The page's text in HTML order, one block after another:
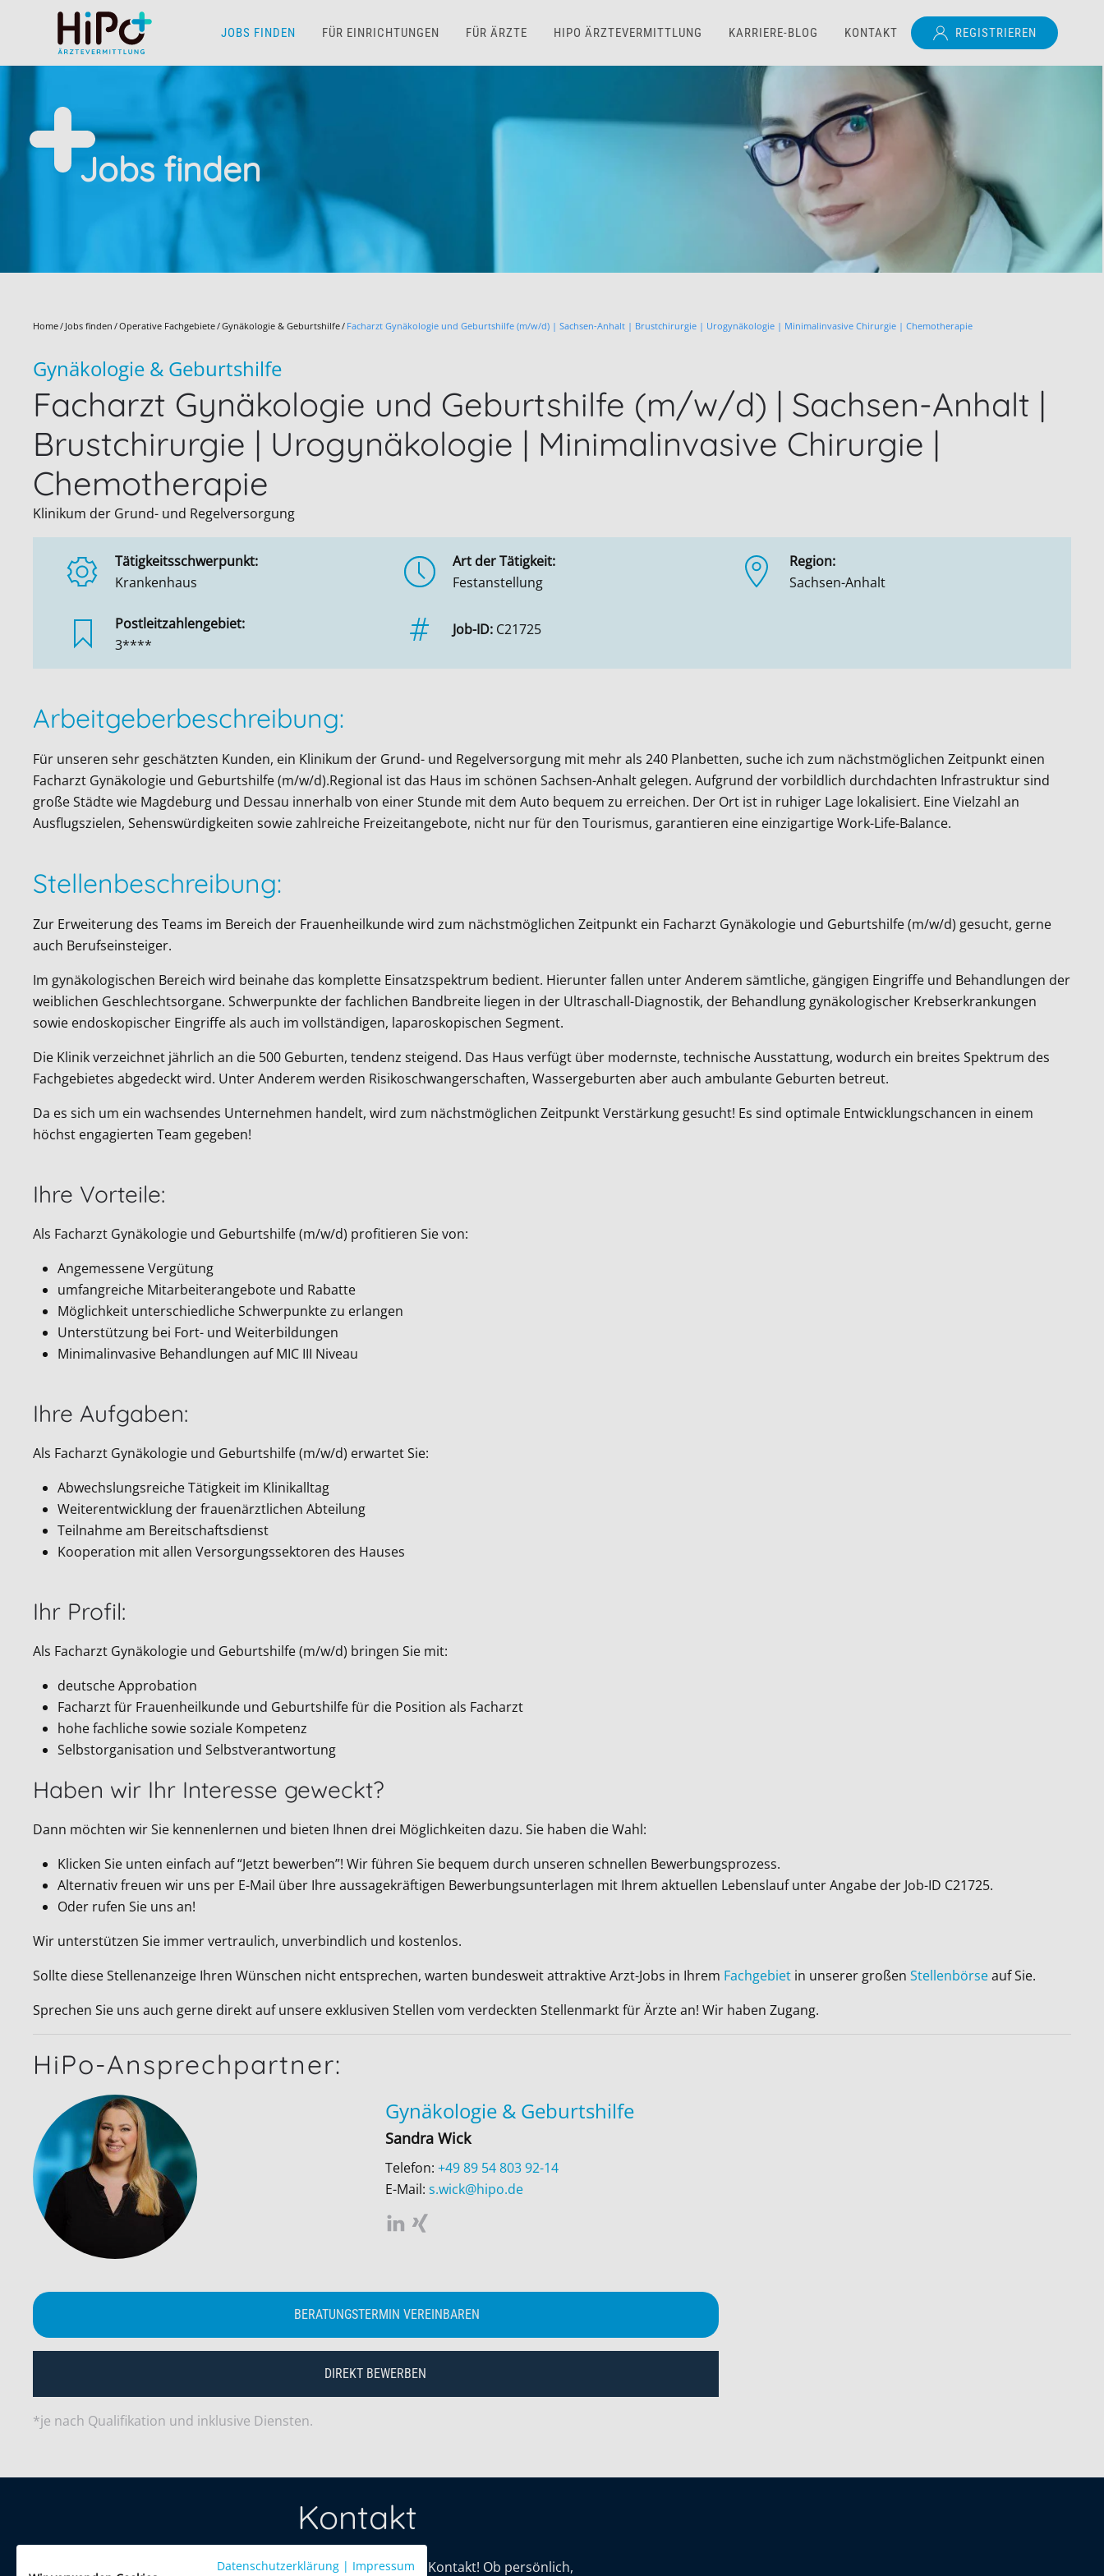
Skip to main content JOBS FINDEN FÜR EINRICHTUNGEN FÜR ÄRZTE HIPO ÄRZTEVERMITTLUNG KARRIERE-BLOG KONTAKT REGISTRIEREN
Jobs finden
Home Jobs finden Operative Fachgebiete Gynäkologie & Geburtshilfe Facharzt Gynäkologie und Geburtshilfe (m/w/d) | Sachsen-Anhalt | Brustchirurgie | Urogynäkologie | Minimalinvasive Chirurgie | Chemotherapie
Gynäkologie & Geburtshilfe
Facharzt Gynäkologie und Geburtshilfe (m/w/d) | Sachsen-Anhalt |
Brustchirurgie | Urogynäkologie | Minimalinvasive Chirurgie |
Chemotherapie
Klinikum der Grund- und Regelversorgung
Tätigkeitsschwerpunkt:
Krankenhaus
Art der Tätigkeit:
Festanstellung
Region:
Sachsen-Anhalt
Postleitzahlengebiet:
3****
Job-ID: C21725
Arbeitgeberbeschreibung:
Für unseren sehr geschätzten Kunden, ein Klinikum der Grund- und Regelversorgung mit mehr als 240 Planbetten, suche ich zum nächstmöglichen Zeitpunkt einen
Facharzt Gynäkologie und Geburtshilfe (m/w/d).Regional ist das Haus im schönen Sachsen-Anhalt gelegen. Aufgrund der vorbildlich durchdachten Infrastruktur sind
große Städte wie Magdeburg und Dessau innerhalb von einer Stunde mit dem Auto bequem zu erreichen. Der Ort ist in ruhiger Lage lokalisiert. Eine Vielzahl an
Ausflugszielen, Sehenswürdigkeiten sowie zahlreiche Freizeitangebote, nicht nur für den Tourismus, garantieren eine einzigartige Work-Life-Balance.
Stellenbeschreibung:
Zur Erweiterung des Teams im Bereich der Frauenheilkunde wird zum nächstmöglichen Zeitpunkt ein Facharzt Gynäkologie und Geburtshilfe (m/w/d) gesucht, gerne
auch Berufseinsteiger.
Im gynäkologischen Bereich wird beinahe das komplette Einsatzspektrum bedient. Hierunter fallen unter Anderem sämtliche, gängigen Eingriffe und Behandlungen der
weiblichen Geschlechtsorgane. Schwerpunkte der fachlichen Bandbreite liegen in der Ultraschall-Diagnostik, der Behandlung gynäkologischer Krebserkrankungen
sowie endoskopischer Eingriffe als auch im vollständigen, laparoskopischen Segment.
Die Klinik verzeichnet jährlich an die 500 Geburten, tendenz steigend. Das Haus verfügt über modernste, technische Ausstattung, wodurch ein breites Spektrum des
Fachgebietes abgedeckt wird. Unter Anderem werden Risikoschwangerschaften, Wassergeburten aber auch ambulante Geburten betreut.
Da es sich um ein wachsendes Unternehmen handelt, wird zum nächstmöglichen Zeitpunkt Verstärkung gesucht! Es sind optimale Entwicklungschancen in einem
höchst engagierten Team gegeben!
Ihre Vorteile:
Als Facharzt Gynäkologie und Geburtshilfe (m/w/d) profitieren Sie von:
Angemessene Vergütung
umfangreiche Mitarbeiterangebote und Rabatte
Möglichkeit unterschiedliche Schwerpunkte zu erlangen
Unterstützung bei Fort- und Weiterbildungen
Minimalinvasive Behandlungen auf MIC III Niveau
Ihre Aufgaben:
Als Facharzt Gynäkologie und Geburtshilfe (m/w/d) erwartet Sie:
Abwechslungsreiche Tätigkeit im Klinikalltag
Weiterentwicklung der frauenärztlichen Abteilung
Teilnahme am Bereitschaftsdienst
Kooperation mit allen Versorgungssektoren des Hauses
Ihr Profil:
Als Facharzt Gynäkologie und Geburtshilfe (m/w/d) bringen Sie mit:
deutsche Approbation
Facharzt für Frauenheilkunde und Geburtshilfe für die Position als Facharzt
hohe fachliche sowie soziale Kompetenz
Selbstorganisation und Selbstverantwortung
Haben wir Ihr Interesse geweckt?
Dann möchten wir Sie kennenlernen und bieten Ihnen drei Möglichkeiten dazu. Sie haben die Wahl:
Klicken Sie unten einfach auf “Jetzt bewerben”! Wir führen Sie bequem durch unseren schnellen Bewerbungsprozess.
Alternativ freuen wir uns per E-Mail über Ihre aussagekräftigen Bewerbungsunterlagen mit Ihrem aktuellen Lebenslauf unter Angabe der Job-ID C21725.
Oder rufen Sie uns an!
Wir unterstützen Sie immer vertraulich, unverbindlich und kostenlos.
Sollte diese Stellenanzeige Ihren Wünschen nicht entsprechen, warten bundesweit attraktive Arzt-Jobs in Ihrem Fachgebiet in unserer großen Stellenbörseauf Sie.
Sprechen Sie uns auch gerne direkt auf unsere exklusiven Stellen vom verdeckten Stellenmarkt für Ärzte an! Wir haben Zugang.
HiPo-Ansprechpartner:
Gynäkologie & Geburtshilfe
Sandra Wick
Telefon:+49 89 54 803 92-14
E-Mail:s.wick@hipo.de
BERATUNGSTERMIN VEREINBAREN
DIREKT BEWERBEN
*je nach Qualifikation und inklusive Diensten.
Kontakt
Treten Sie mit uns in Kontakt! Ob persönlich,
Datenschutzerklärung | Impressum